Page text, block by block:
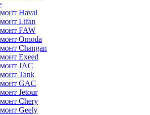
Haval
Lifan
FAW
Omoda
Changan
Exeed
JAC
Tank
GAC
Jetour
Chery
Geely